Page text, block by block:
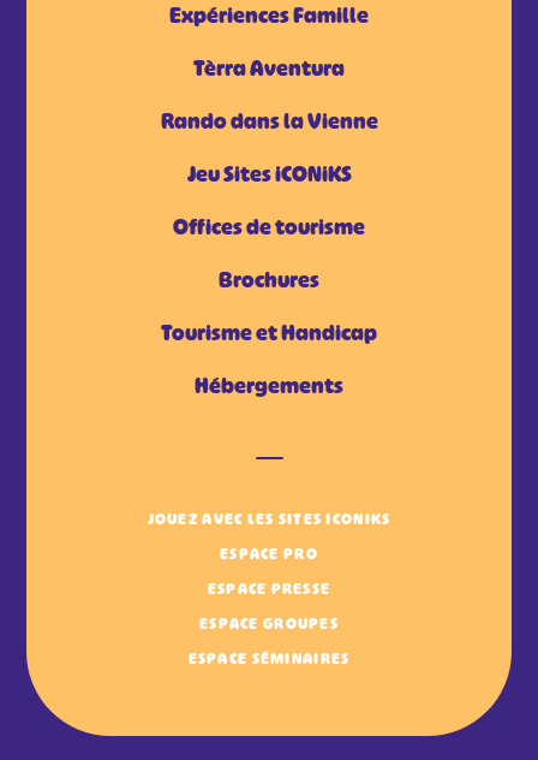
Expériences Famille
Tèrra Aventura
Rando dans la Vienne
Jeu Sites iCONiKS
Offices de tourisme
Brochures
Tourisme et Handicap
Hébergements
JOUEZ AVEC LES SITES ICONIKS
ESPACE PRO
ESPACE PRESSE
ESPACE GROUPES
ESPACE SÉMINAIRES